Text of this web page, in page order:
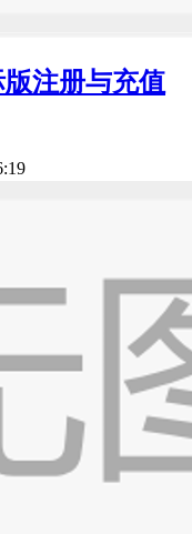
注册与充值